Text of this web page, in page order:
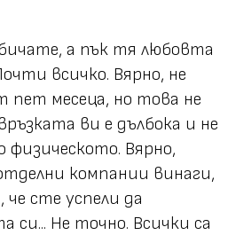
а пък тя любовта
всичко. Вярно, не
пет месеца, но това не
ви е дълбока и не
физическото. Вярно,
компании винаги,
че сте успели да
си... Не точно. Всички са